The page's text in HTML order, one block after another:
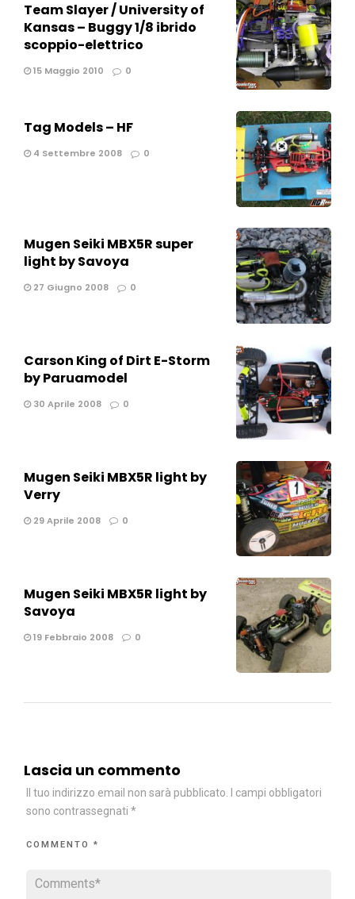
Team Slayer / University of
Kansas – Buggy 1/8 ibrido
scoppio-elettrico
15 Maggio 2010 0
Tag Models – HF
4 Settembre 2008 0
Mugen Seiki MBX5R super
light by Savoya
27 Giugno 2008 0
Carson King of Dirt E-Storm
by Paruamodel
30 Aprile 2008 0
Mugen Seiki MBX5R light by
Verry
29 Aprile 2008 0
Mugen Seiki MBX5R light by
Savoya
19 Febbraio 2008 0
Lascia un commento
Il tuo indirizzo email non sarà pubblicato.
I campi obbligatori
sono contrassegnati *
COMMENTO *